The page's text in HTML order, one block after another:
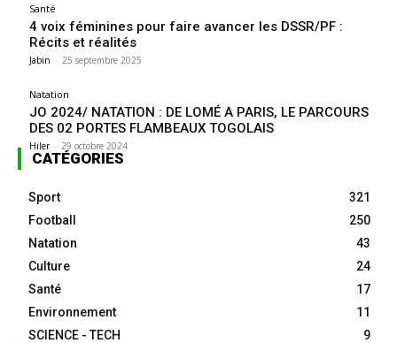
Santé
4 voix féminines pour faire avancer les DSSR/PF :
Récits et réalités
Jabin - 25 septembre 2025
Natation
JO 2024/ NATATION : DE LOMÉ A PARIS, LE PARCOURS
DES 02 PORTES FLAMBEAUX TOGOLAIS
Hiler - 29 octobre 2024
CATÉGORIES
Sport
321
Football
250
Natation
43
Culture
24
Santé
17
Environnement
11
SCIENCE - TECH
9